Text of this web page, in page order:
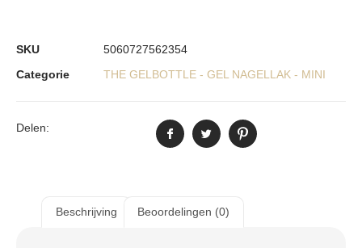
SKU
5060727562354
Categorie
THE GELBOTTLE - GEL NAGELLAK - MINI
Delen:
Beschrijving Beoordelingen (0)